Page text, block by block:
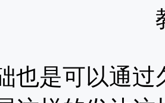
也是可以通